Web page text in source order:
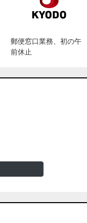
郵便窓口業務、初の午
前休止